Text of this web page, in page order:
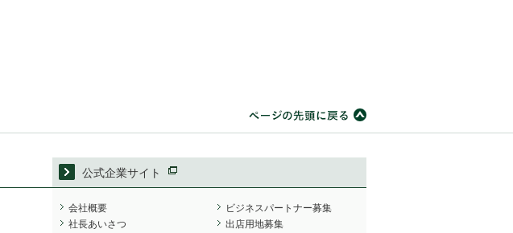
公式企業サイト
会社概要
社長あいさつ
ビジネスパートナー募集
出店用地募集